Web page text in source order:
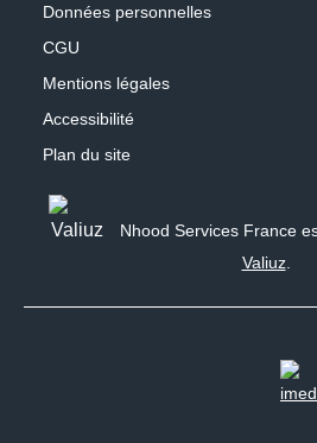
Données personnelles
CGU
Mentions légales
Accessibilité
Plan du site
Nhood Services France
Valiuz.